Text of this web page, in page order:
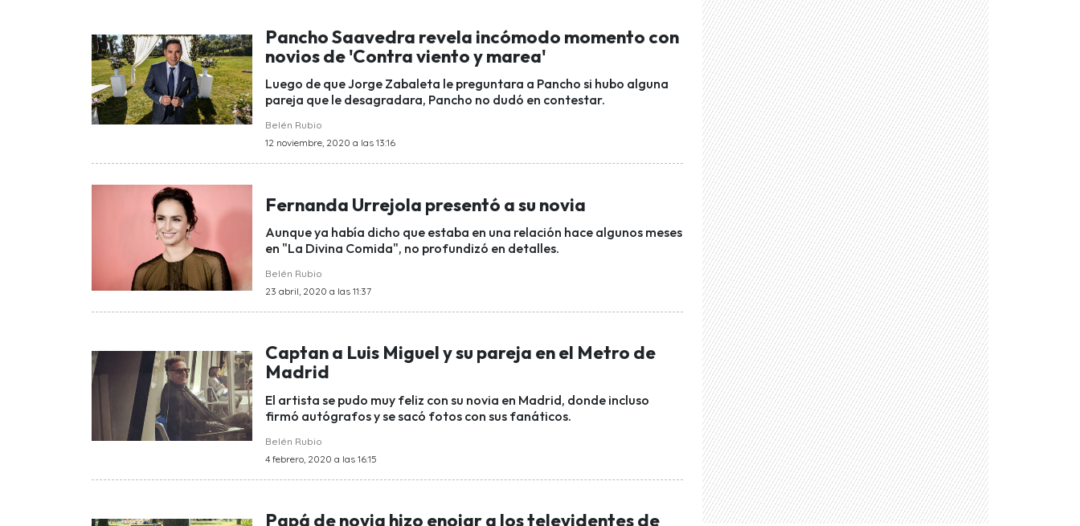
Pancho Saavedra revela incómodo momento con
novios de 'Contra viento y marea'
Luego de que Jorge Zabaleta le preguntara a Pancho si hubo alguna
pareja que le desagradara, Pancho no dudó en contestar.
Belén Rubio
12 noviembre, 2020 a las 13:16
Fernanda Urrejola presentó a su novia
Aunque ya había dicho que estaba en una relación hace algunos meses
en "La Divina Comida", no profundizó en detalles.
Belén Rubio
23 abril, 2020 a las 11:37
Captan a Luis Miguel y su pareja en el Metro de
Madrid
El artista se pudo muy feliz con su novia en Madrid, donde incluso
firmó autógrafos y se sacó fotos con sus fanáticos.
Belén Rubio
4 febrero, 2020 a las 16:15
Papá de novia hizo enojar a los televidentes de